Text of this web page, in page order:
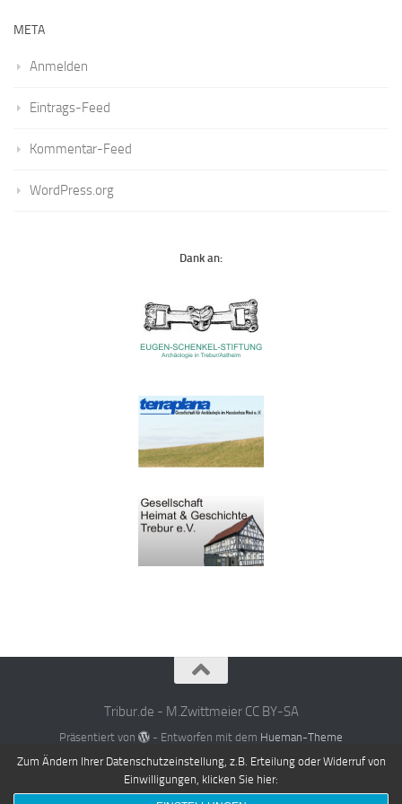
META
Anmelden
Eintrags-Feed
Kommentar-Feed
WordPress.org
Dank an:
Tribur.de - M.Zwittmeier CC BY-SA
Präsentiert von - Entworfen mit dem Hueman-Theme
Zum Ändern Ihrer Datenschutzeinstellung, z.B. Erteilung oder Widerruf von
Einwilligungen, klicken Sie hier: